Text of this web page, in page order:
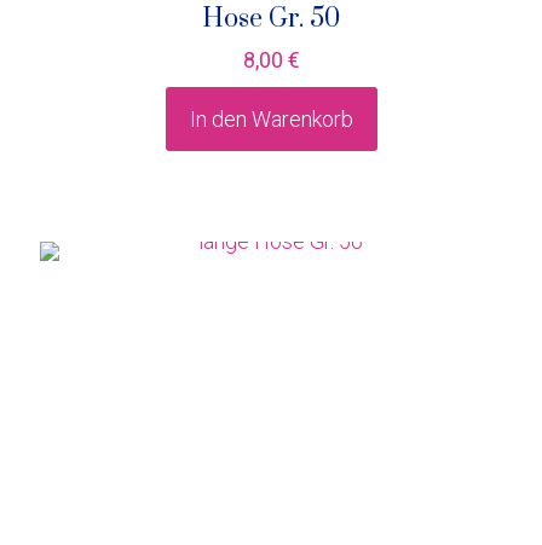
Hose Gr. 50
8,00 €
In den Warenkorb